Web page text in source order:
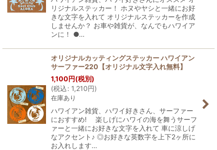
リジナルステッカー！ ホヌやヤシと一緒にお好
きな文字を入れて オリジナルステッカーを作成
しませんか？ お車や雑貨が、なんでもハワイア
ンに！ ●…
オリジナルカッティングステッカー ハワイアン
サーファー220【オリジナル文字入れ無料】
1,100円(税別)
(税込: 1,210円)
在庫あり
ハワイアン雑貨、ハワイ好きさん、サーファー
におすすめ! 楽しげにハワイの海を舞うサーフ
ァーと一緒にお好きな文字を入れて 車に涼しげ
なアクセント♪ ◎お好きな英数字を上下2ヶ所に
お入れします…